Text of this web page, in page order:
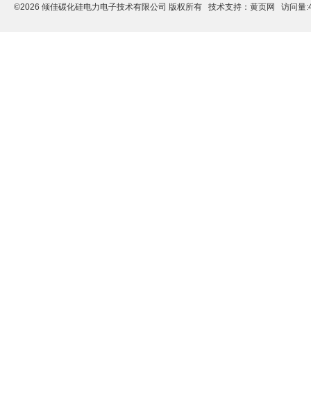
©2026 倾佳碳化硅电力电子技术有限公司 版权所有 技术支持： 黄页网 访问量